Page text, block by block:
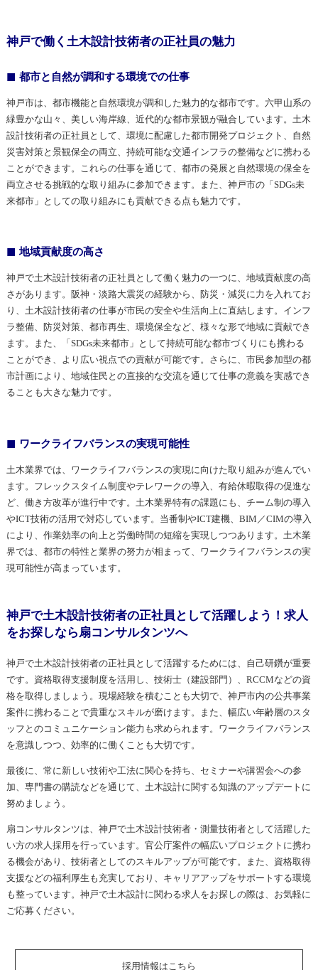
神戸で働く土木設計技術者の正社員の魅力
都市と自然が調和する環境での仕事
神戸市は、都市機能と自然環境が調和した魅力的な都市です。六甲山系の
緑豊かな山々、美しい海岸線、近代的な都市景観が融合しています。土木
設計技術者の正社員として、環境に配慮した都市開発プロジェクト、自然
災害対策と景観保全の両立、持続可能な交通インフラの整備などに携わる
ことができます。これらの仕事を通じて、都市の発展と自然環境の保全を
両立させる挑戦的な取り組みに参加できます。また、神戸市の「SDGs未
来都市」としての取り組みにも貢献できる点も魅力です。
地域貢献度の高さ
神戸で土木設計技術者の正社員として働く魅力の一つに、地域貢献度の高
さがあります。阪神・淡路大震災の経験から、防災・減災に力を入れてお
り、土木設計技術者の仕事が市民の安全や生活向上に直結します。インフ
ラ整備、防災対策、都市再生、環境保全など、様々な形で地域に貢献でき
ます。また、「SDGs未来都市」として持続可能な都市づくりにも携わる
ことができ、より広い視点での貢献が可能です。さらに、市民参加型の都
市計画により、地域住民との直接的な交流を通じて仕事の意義を実感でき
ることも大きな魅力です。
ワークライフバランスの実現可能性
土木業界では、ワークライフバランスの実現に向けた取り組みが進んでい
ます。フレックスタイム制度やテレワークの導入、有給休暇取得の促進な
ど、働き方改革が進行中です。土木業界特有の課題にも、チーム制の導入
やICT技術の活用で対応しています。当番制やICT建機、BIM／CIMの導入
により、作業効率の向上と労働時間の短縮を実現しつつあります。土木業
界では、都市の特性と業界の努力が相まって、ワークライフバランスの実
現可能性が高まっています。
神戸で土木設計技術者の正社員として活躍しよう！求人
をお探しなら扇コンサルタンツへ
神戸で土木設計技術者の正社員として活躍するためには、自己研鑽が重要
です。資格取得支援制度を活用し、技術士（建設部門）、RCCMなどの資
格を取得しましょう。現場経験を積むことも大切で、神戸市内の公共事業
案件に携わることで貴重なスキルが磨けます。また、幅広い年齢層のスタ
ッフとのコミュニケーション能力も求められます。ワークライフバランス
を意識しつつ、効率的に働くことも大切です。
最後に、常に新しい技術や工法に関心を持ち、セミナーや講習会への参
加、専門書の購読などを通じて、土木設計に関する知識のアップデートに
努めましょう。
扇コンサルタンツは、神戸で土木設計技術者・測量技術者として活躍した
い方の求人採用を行っています。官公庁案件の幅広いプロジェクトに携わ
る機会があり、技術者としてのスキルアップが可能です。また、資格取得
支援などの福利厚生も充実しており、キャリアアップをサポートする環境
も整っています。神戸で土木設計に関わる求人をお探しの際は、お気軽に
ご応募ください。
採用情報はこちら